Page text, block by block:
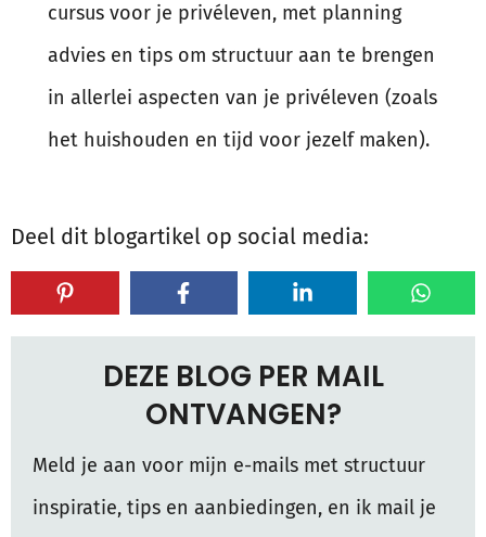
cursus voor je privéleven, met planning
advies en tips om structuur aan te brengen
in allerlei aspecten van je privéleven (zoals
het huishouden en tijd voor jezelf maken).
Deel dit blogartikel op social media:
DEZE BLOG PER MAIL
ONTVANGEN?
Meld je aan voor mijn e-mails met structuur
inspiratie, tips en aanbiedingen, en ik mail je